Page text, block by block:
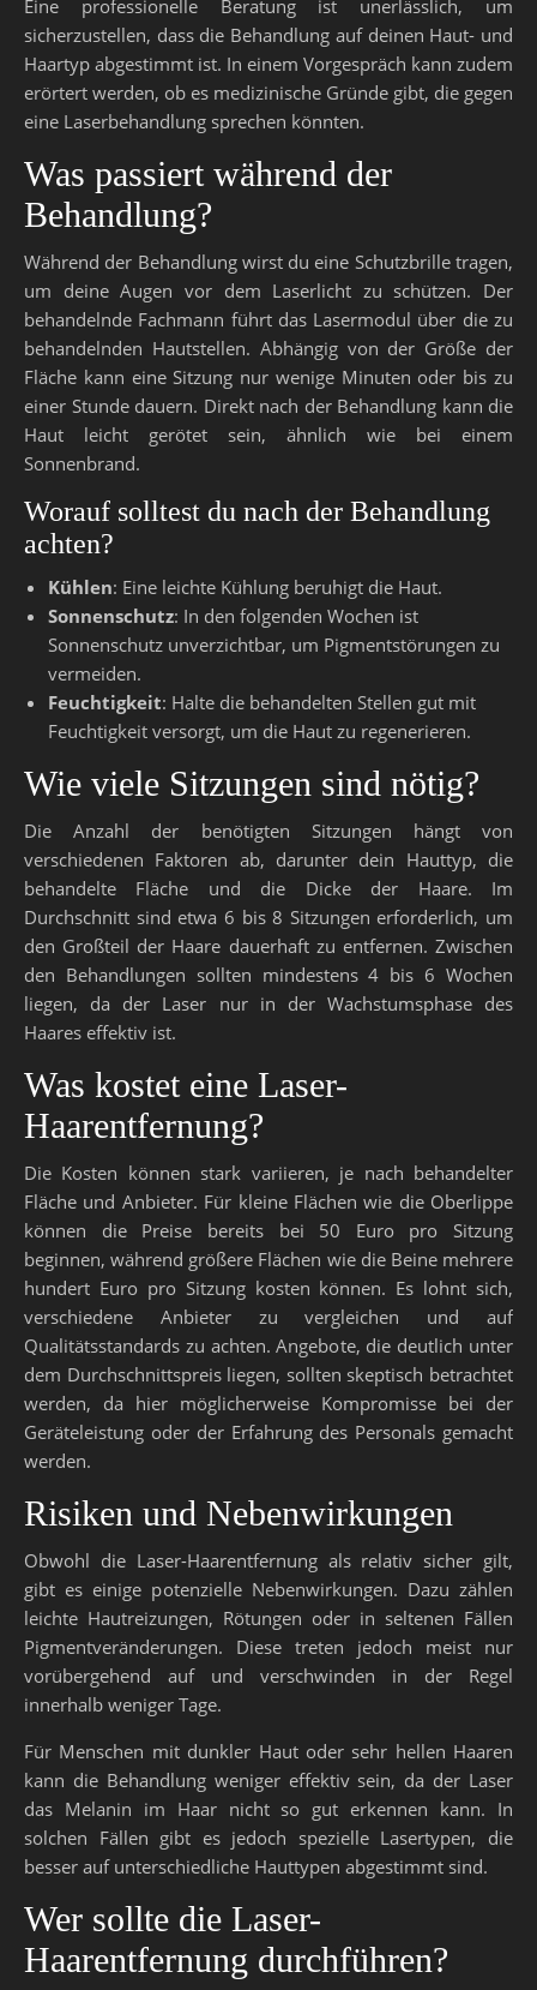
Eine professionelle Beratung ist unerlässlich, um
sicherzustellen, dass die Behandlung auf deinen Haut- und
Haartyp abgestimmt ist. In einem Vorgespräch kann zudem
erörtert werden, ob es medizinische Gründe gibt, die gegen
eine Laserbehandlung sprechen könnten.
Was passiert während der
Behandlung?
Während der Behandlung wirst du eine Schutzbrille tragen,
um deine Augen vor dem Laserlicht zu schützen. Der
behandelnde Fachmann führt das Lasermodul über die zu
behandelnden Hautstellen. Abhängig von der Größe der
Fläche kann eine Sitzung nur wenige Minuten oder bis zu
einer Stunde dauern. Direkt nach der Behandlung kann die
Haut leicht gerötet sein, ähnlich wie bei einem
Sonnenbrand.
Worauf solltest du nach der Behandlung
achten?
Kühlen: Eine leichte Kühlung beruhigt die Haut.
Sonnenschutz: In den folgenden Wochen ist
Sonnenschutz unverzichtbar, um Pigmentstörungen zu
vermeiden.
Feuchtigkeit: Halte die behandelten Stellen gut mit
Feuchtigkeit versorgt, um die Haut zu regenerieren.
Wie viele Sitzungen sind nötig?
Die Anzahl der benötigten Sitzungen hängt von
verschiedenen Faktoren ab, darunter dein Hauttyp, die
behandelte Fläche und die Dicke der Haare. Im
Durchschnitt sind etwa 6 bis 8 Sitzungen erforderlich, um
den Großteil der Haare dauerhaft zu entfernen. Zwischen
den Behandlungen sollten mindestens 4 bis 6 Wochen
liegen, da der Laser nur in der Wachstumsphase des
Haares effektiv ist.
Was kostet eine Laser-
Haarentfernung?
Die Kosten können stark variieren, je nach behandelter
Fläche und Anbieter. Für kleine Flächen wie die Oberlippe
können die Preise bereits bei 50 Euro pro Sitzung
beginnen, während größere Flächen wie die Beine mehrere
hundert Euro pro Sitzung kosten können. Es lohnt sich,
verschiedene Anbieter zu vergleichen und auf
Qualitätsstandards zu achten. Angebote, die deutlich unter
dem Durchschnittspreis liegen, sollten skeptisch betrachtet
werden, da hier möglicherweise Kompromisse bei der
Geräteleistung oder der Erfahrung des Personals gemacht
werden.
Risiken und Nebenwirkungen
Obwohl die Laser-Haarentfernung als relativ sicher gilt,
gibt es einige potenzielle Nebenwirkungen. Dazu zählen
leichte Hautreizungen, Rötungen oder in seltenen Fällen
Pigmentveränderungen. Diese treten jedoch meist nur
vorübergehend auf und verschwinden in der Regel
innerhalb weniger Tage.
Für Menschen mit dunkler Haut oder sehr hellen Haaren
kann die Behandlung weniger effektiv sein, da der Laser
das Melanin im Haar nicht so gut erkennen kann. In
solchen Fällen gibt es jedoch spezielle Lasertypen, die
besser auf unterschiedliche Hauttypen abgestimmt sind.
Wer sollte die Laser-
Haarentfernung durchführen?